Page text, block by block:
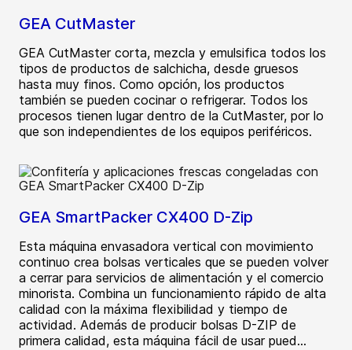
GEA CutMaster
GEA CutMaster corta, mezcla y emulsifica todos los
tipos de productos de salchicha, desde gruesos
hasta muy finos. Como opción, los productos
también se pueden cocinar o refrigerar. Todos los
procesos tienen lugar dentro de la CutMaster, por lo
que son independientes de los equipos periféricos.
GEA SmartPacker CX400 D-Zip
Esta máquina envasadora vertical con movimiento
continuo crea bolsas verticales que se pueden volver
a cerrar para servicios de alimentación y el comercio
minorista. Combina un funcionamiento rápido de alta
calidad con la máxima flexibilidad y tiempo de
actividad. Además de producir bolsas D-ZIP de
primera calidad, esta máquina fácil de usar pued...